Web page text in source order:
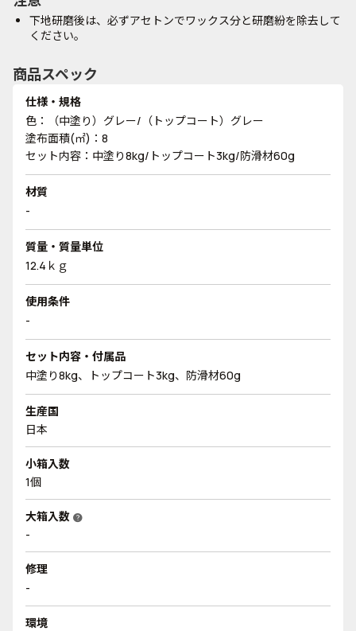
下地研磨後は、必ずアセトンでワックス分と研磨紛を除去して
ください。
商品スペック
仕様・規格
色：（中塗り）グレー/（トップコート）グレー
塗布面積(㎡)：8
セット内容：中塗り8kg/トップコート3kg/防滑材60g
材質
-
質量・質量単位
12.4ｋｇ
使用条件
-
セット内容・付属品
中塗り8kg、トップコート3kg、防滑材60g
生産国
日本
小箱入数
1個
大箱入数 help
-
修理
-
環境